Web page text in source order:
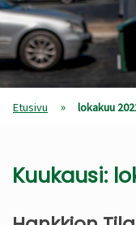
Etusivu » lokakuu
Kuukausi: